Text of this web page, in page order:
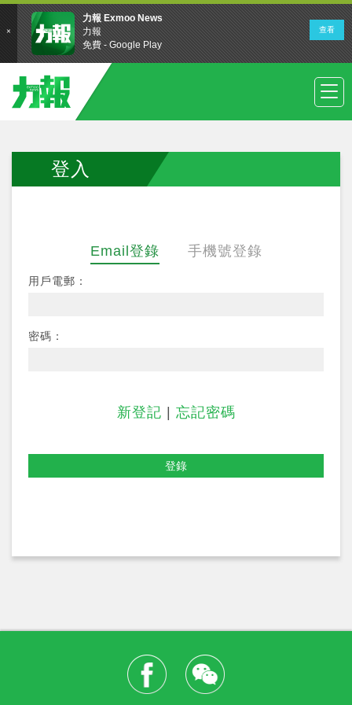
登入
Email登錄 手機號登錄
用戶電郵：
密碼：
新登記 忘記密碼